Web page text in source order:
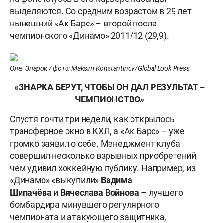
выделяются. Со средним возрастом в 29 лет
нынешний «Ак Барс» – второй после
чемпионского «Динамо» 2011/12 (29,9).
Олег Знарок / фото: Maksim Konstantinov/Global Look Press
«ЗНАРКА БЕРУТ, ЧТОБЫ ОН ДАЛ РЕЗУЛЬТАТ –
ЧЕМПИОНСТВО»
Спустя почти три недели, как открылось
трансферное окно в КХЛ, а «Ак Барс» – уже
громко заявил о себе. Менеджмент клуба
совершил несколько взрывных приобретений,
чем удивил хоккейную публику. Например, из
«Динамо» «выкупили» Вадима
Шипачёва и Вячеслава Войнова – лучшего
бомбардира минувшего регулярного
чемпионата и атакующего защитника,